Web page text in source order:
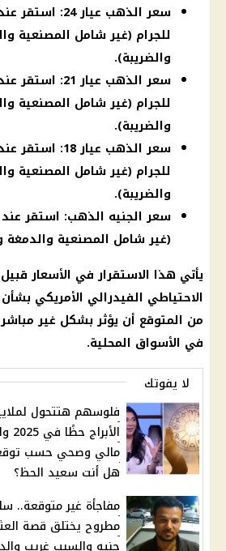
للجرام (غير شامل المصنعية
والضريبة).
للجرام (غير شامل المصنعية
والضريبة).
للجرام (غير شامل المصنعية
والضريبة).
(غير شامل المصنعية والدمغة
يأتي هذا الاستقرار في الأسعارقبيل
الاحتياطي الفيدرالي الأمريكي بشأن
من المتوقع أن يؤثر بشكل غير
في الأسواق المحلية.
لا يفوتك
فلوسهم هتتحول
مالي وصحي حسب
هل أنت سعيد الحظ؟
مفاجأة غير
جنيه والسبب غريب